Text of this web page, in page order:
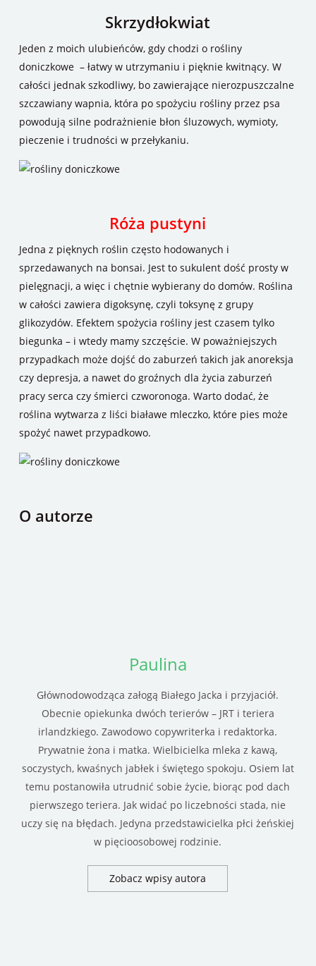
Skrzydłokwiat
Jeden z moich ulubieńców, gdy chodzi o rośliny
doniczkowe – łatwy w utrzymaniu i pięknie kwitnący. W
całości jednak szkodliwy, bo zawierające nierozpuszczalne
szczawiany wapnia, która po spożyciu rośliny przez psa
powodują silne podrażnienie błon śluzowych, wymioty,
pieczenie i trudności w przełykaniu.
Róża pustyni
Jedna z pięknych roślin często hodowanych i
sprzedawanych na bonsai. Jest to sukulent dość prosty w
pielęgnacji, a więc i chętnie wybierany do domów. Roślina
w całości zawiera digoksynę, czyli toksynę z grupy
glikozydów. Efektem spożycia rośliny jest czasem tylko
biegunka – i wtedy mamy szczęście. W poważniejszych
przypadkach może dojść do zaburzeń takich jak anoreksja
czy depresja, a nawet do groźnych dla życia zaburzeń
pracy serca czy śmierci czworonoga. Warto dodać, że
roślina wytwarza z liści białawe mleczko, które pies może
spożyć nawet przypadkowo.
O autorze
Paulina
Głównodowodząca załogą Białego Jacka i przyjaciół.
Obecnie opiekunka dwóch terierów – JRT i teriera
irlandzkiego. Zawodowo copywriterka i redaktorka.
Prywatnie żona i matka. Wielbicielka mleka z kawą,
soczystych, kwaśnych jabłek i świętego spokoju. Osiem lat
temu postanowiła utrudnić sobie życie, biorąc pod dach
pierwszego teriera. Jak widać po liczebności stada, nie
uczy się na błędach. Jedyna przedstawicielka płci żeńskiej
w pięcioosobowej rodzinie.
Zobacz wpisy autora